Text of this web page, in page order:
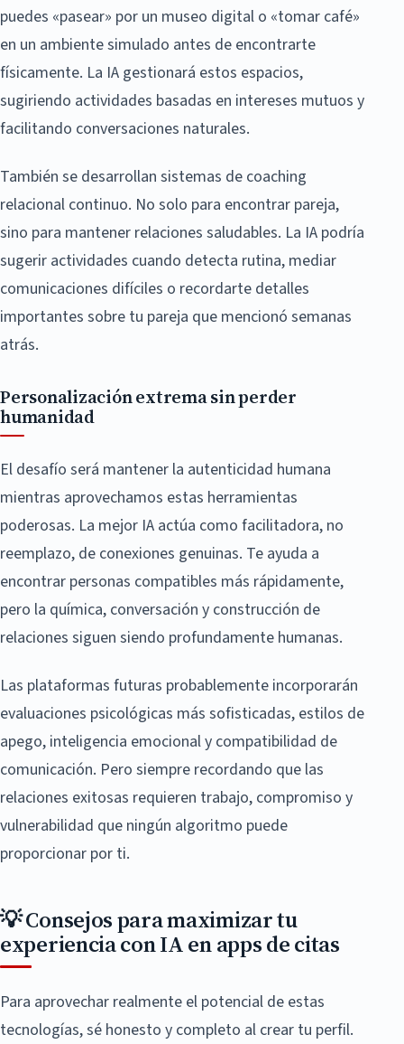
puedes «pasear» por un museo digital o «tomar café»
en un ambiente simulado antes de encontrarte
físicamente. La IA gestionará estos espacios,
sugiriendo actividades basadas en intereses mutuos y
facilitando conversaciones naturales.
También se desarrollan sistemas de coaching
relacional continuo. No solo para encontrar pareja,
sino para mantener relaciones saludables. La IA podría
sugerir actividades cuando detecta rutina, mediar
comunicaciones difíciles o recordarte detalles
importantes sobre tu pareja que mencionó semanas
atrás.
Personalización extrema sin perder
humanidad
El desafío será mantener la autenticidad humana
mientras aprovechamos estas herramientas
poderosas. La mejor IA actúa como facilitadora, no
reemplazo, de conexiones genuinas. Te ayuda a
encontrar personas compatibles más rápidamente,
pero la química, conversación y construcción de
relaciones siguen siendo profundamente humanas.
Las plataformas futuras probablemente incorporarán
evaluaciones psicológicas más sofisticadas, estilos de
apego, inteligencia emocional y compatibilidad de
comunicación. Pero siempre recordando que las
relaciones exitosas requieren trabajo, compromiso y
vulnerabilidad que ningún algoritmo puede
proporcionar por ti.
💡 Consejos para maximizar tu
experiencia con IA en apps de citas
Para aprovechar realmente el potencial de estas
tecnologías, sé honesto y completo al crear tu perfil.